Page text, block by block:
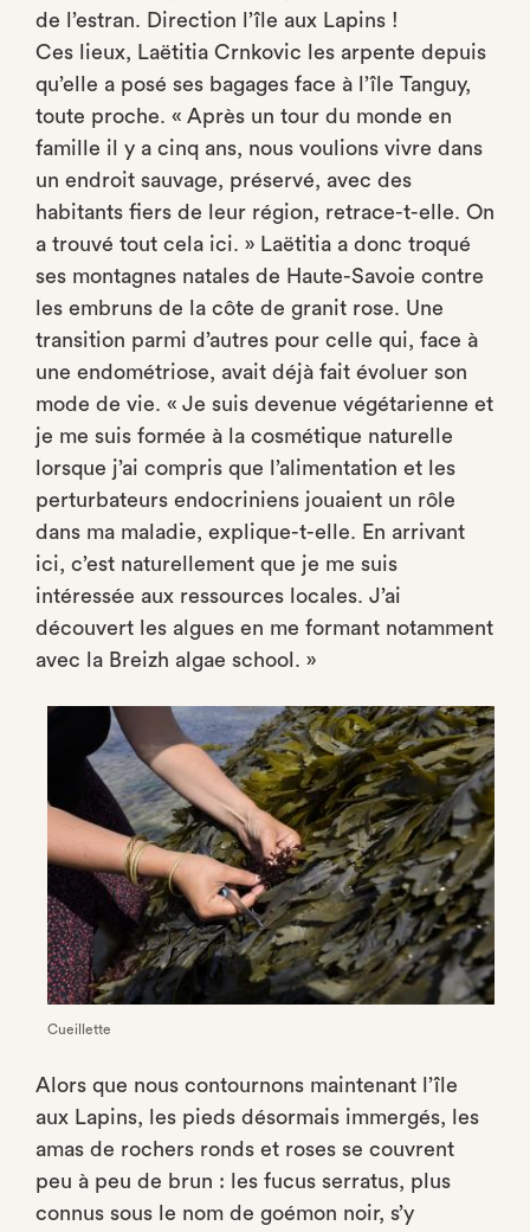
de l’estran. Direction l’île aux Lapins !
Ces lieux, Laëtitia Crnkovic les arpente depuis
qu’elle a posé ses bagages face à l’île Tanguy,
toute proche. « Après un tour du monde en
famille il y a cinq ans, nous voulions vivre dans
un endroit sauvage, préservé, avec des
habitants fiers de leur région, retrace-t-elle. On
a trouvé tout cela ici. » Laëtitia a donc troqué
ses montagnes natales de Haute-Savoie contre
les embruns de la côte de granit rose. Une
transition parmi d’autres pour celle qui, face à
une endométriose, avait déjà fait évoluer son
mode de vie. « Je suis devenue végétarienne et
je me suis formée à la cosmétique naturelle
lorsque j’ai compris que l’alimentation et les
perturbateurs endocriniens jouaient un rôle
dans ma maladie, explique-t-elle. En arrivant
ici, c’est naturellement que je me suis
intéressée aux ressources locales. J’ai
découvert les algues en me formant notamment
avec la Breizh algae school. »
Cueillette
Alors que nous contournons maintenant l’île
aux Lapins, les pieds désormais immergés, les
amas de rochers ronds et roses se couvrent
peu à peu de brun : les fucus serratus, plus
connus sous le nom de goémon noir, s’y